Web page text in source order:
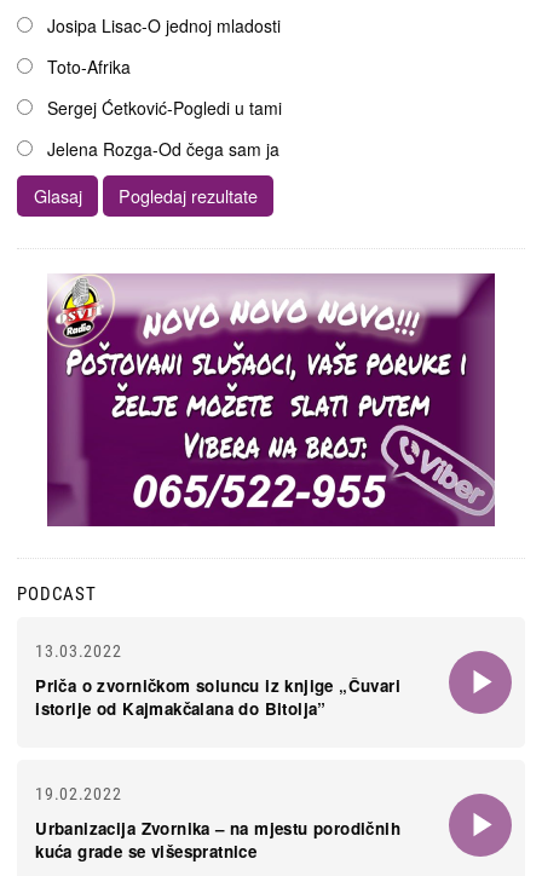
Josipa Lisac-O jednoj mladosti
Toto-Afrika
Sergej Ćetković-Pogledi u tami
Jelena Rozga-Od čega sam ja
PODCAST
13.03.2022
Priča o zvorničkom soluncu iz knjige „Čuvari
istorije od Kajmakčalana do Bitolja”
19.02.2022
Urbanizacija Zvornika – na mjestu porodičnih
kuća grade se višespratnice